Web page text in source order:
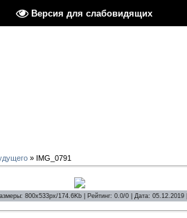
Версия для слабовидящих
» IMG_0791
800x533px/174.6Kb | Рейтинг: 0.0/0 | Дата: 05.12.2019 |